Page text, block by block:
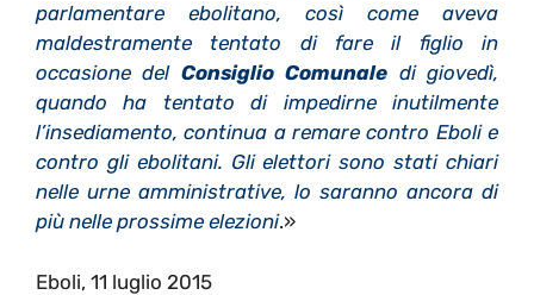
parlamentare ebolitano, così come aveva
maldestramente tentato di fare il figlio in
occasione del Consiglio Comunale di giovedì,
quando ha tentato di impedirne inutilmente
l’insediamento, continua a remare contro Eboli e
contro gli ebolitani. Gli elettori sono stati chiari
nelle urne amministrative, lo saranno ancora di
più nelle prossime elezioni.»
Eboli, 11 luglio 2015